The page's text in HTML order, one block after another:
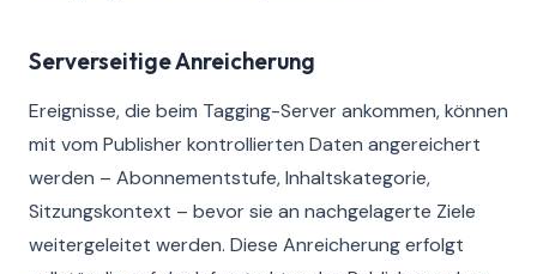
Serverseitige Anreicherung
Ereignisse, die beim Tagging-Server ankommen, können
mit vom Publisher kontrollierten Daten angereichert
werden – Abonnementstufe, Inhaltskategorie,
Sitzungskontext – bevor sie an nachgelagerte Ziele
weitergeleitet werden. Diese Anreicherung erfolgt